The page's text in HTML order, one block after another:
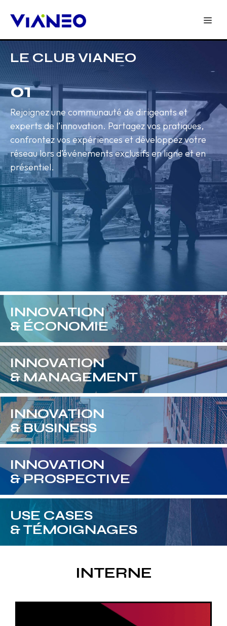
LE CLUB VIANEO
01
Rejoignez une communauté de dirigeants et
experts de l’innovation. Partagez vos pratiques,
confrontez vos expériences et développez votre
réseau lors d’événements exclusifs en ligne et en
présentiel.
INNOVATION
& ÉCONOMIE
INNOVATION
& MANAGEMENT
INNOVATION
& BUSINESS
INNOVATION
& PROSPECTIVE
USE CASES
& TÉMOIGNAGES
INTERNE